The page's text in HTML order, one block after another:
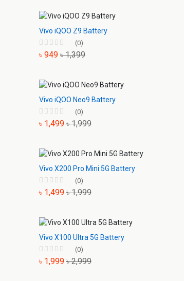
Vivo iQOO Z9 Battery
(0)
৳ 949 ৳ 1,399
Vivo iQOO Neo9 Battery
(0)
৳ 1,499 ৳ 1,999
Vivo X200 Pro Mini 5G Battery
(0)
৳ 1,499 ৳ 1,999
Vivo X100 Ultra 5G Battery
(0)
৳ 1,999 ৳ 2,999